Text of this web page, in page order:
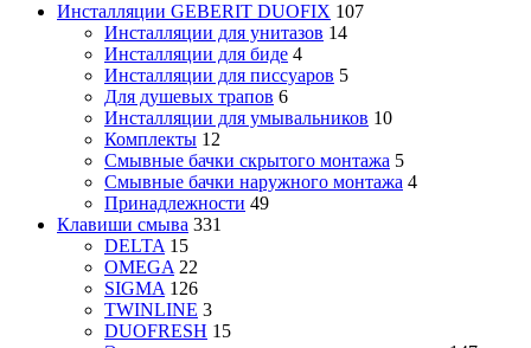
Инсталляции GEBERIT DUOFIX 107
Инсталляции для унитазов 14
Инсталляции для биде 4
Инсталляции для писсуаров 5
Для душевых трапов 6
Инсталляции для умывальников 10
Комплекты 12
Смывные бачки скрытого монтажа 5
Смывные бачки наружного монтажа 4
Принадлежности 49
Клавиши смыва 331
DELTA 15
OMEGA 22
SIGMA 126
TWINLINE 3
DUOFRESH 15